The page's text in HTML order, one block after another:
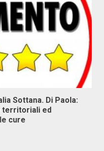
Sottana. Di Paola:
territoriali ed
cure